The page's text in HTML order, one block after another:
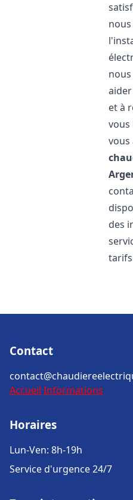
et à
vous
des
Contact
Accueil Informations
Horaires
Lun-Ven: 8h-19h
Service d'urgence 24/7